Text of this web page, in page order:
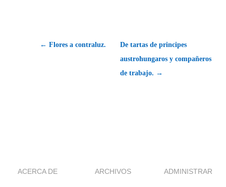
← Flores a contraluz.
De tartas de principes
austrohungaros y compañeros
de trabajo. →
ACERCA DE ARCHIVOS ADMINISTRAR